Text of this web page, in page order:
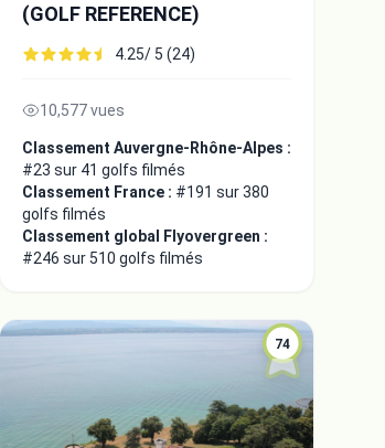
(GOLF REFERENCE)
4.25/ 5 (24)
10,577 vues
Classement Auvergne-Rhône-Alpes :
#23 sur 41 golfs filmés
Classement France : #191 sur 380
golfs filmés
Classement global Flyovergreen :
#246 sur 510 golfs filmés
74